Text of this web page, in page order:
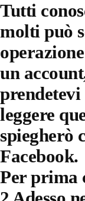
Tutti
molti può
un
leggere
spiegherò
Facebook.
Per prima